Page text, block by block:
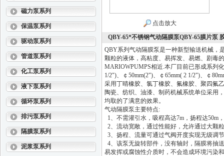
磁力泵系列
保温泵系列
驱动泵系列
管道泵系列
化工泵系列
液下泵系列
循环泵系列
排污泵系列
隔膜泵系列
泥浆泵系列
点击放大
QBY-65*不锈钢气动隔膜泵QBY-65膜片泵
QBY系列气动隔膜泵是一种新型输送机械，
颗粒的液体，高粘度、易挥发、易燃、剧毒
MARIOWPUMPS相近.本厂目前已形成系列
1/2")、￠50mm(2")、￠65mm( 2 1/2")、￠
采用丁晴橡胶、氯丁橡胶、氟橡胶、聚四氟
陶瓷、纺织、油漆、制药机械系统单位采用
均取的了满意的效果。
气动隔膜泵主要特点:
1、不需灌引水，吸程高达7m，扬程达50m
2、流动宽敞，通过性能好，允许通过大颗
3、扬程、流量可通过气阀开度实现无级调
4、该泵无旋转部件，没有轴封，隔膜将抽
易发挥或腐蚀性介质时，不会造成环境污染